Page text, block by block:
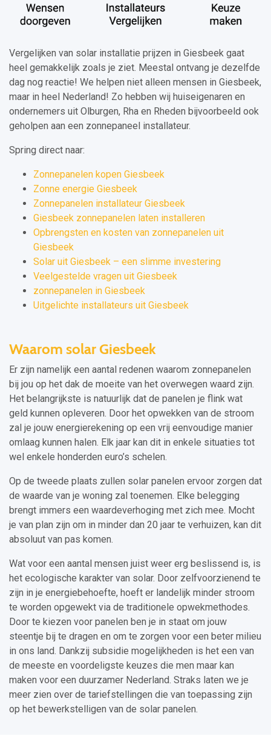
Vergelijken van solar installatie prijzen in Giesbeek gaat
heel gemakkelijk zoals je ziet. Meestal ontvang je dezelfde
dag nog reactie! We helpen niet alleen mensen in Giesbeek,
maar in heel Nederland! Zo hebben wij huiseigenaren en
ondernemers uit Olburgen, Rha en Rheden bijvoorbeeld ook
geholpen aan een zonnepaneel installateur.
Spring direct naar:
Zonnepanelen kopen Giesbeek
Zonne energie Giesbeek
Zonnepanelen installateur Giesbeek
Giesbeek zonnepanelen laten installeren
Opbrengsten en kosten van zonnepanelen uit
Giesbeek
Solar uit Giesbeek – een slimme investering
Veelgestelde vragen uit Giesbeek
zonnepanelen in Giesbeek
Uitgelichte installateurs uit Giesbeek
Waarom solar Giesbeek
Er zijn namelijk een aantal redenen waarom zonnepanelen
bij jou op het dak de moeite van het overwegen waard zijn.
Het belangrijkste is natuurlijk dat de panelen je flink wat
geld kunnen opleveren. Door het opwekken van de stroom
zal je jouw energierekening op een vrij eenvoudige manier
omlaag kunnen halen. Elk jaar kan dit in enkele situaties tot
wel enkele honderden euro’s schelen.
Op de tweede plaats zullen solar panelen ervoor zorgen dat
de waarde van je woning zal toenemen. Elke belegging
brengt immers een waardeverhoging met zich mee. Mocht
je van plan zijn om in minder dan 20 jaar te verhuizen, kan dit
absoluut van pas komen.
Wat voor een aantal mensen juist weer erg beslissend is, is
het ecologische karakter van solar. Door zelfvoorzienend te
zijn in je energiebehoefte, hoeft er landelijk minder stroom
te worden opgewekt via de traditionele opwekmethodes.
Door te kiezen voor panelen ben je in staat om jouw
steentje bij te dragen en om te zorgen voor een beter milieu
in ons land. Dankzij subsidie mogelijkheden is het een van
de meeste en voordeligste keuzes die men maar kan
maken voor een duurzamer Nederland. Straks laten we je
meer zien over de tariefstellingen die van toepassing zijn
op het bewerkstelligen van de solar panelen.